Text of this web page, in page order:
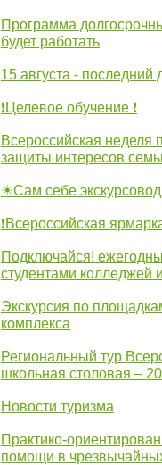
Программа
будет работать
15 августа - последний
❗Целевое обучение ❗
Всероссийская
защиты интересов
☀Сам себе экскурсовод
❗Всероссийская
Подключайся!
студентами колледжей
Экскурсия по
комплекса
Региональный тур
школьная столовая –
Новости туризма
Практико-
помощи в